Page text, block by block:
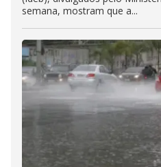
semana, mostram que a...